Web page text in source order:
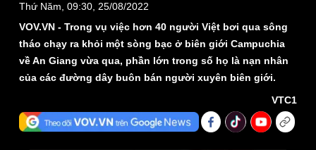
Thứ Năm, 09:30, 25/08/2022
VOV.VN - Trong vụ việc hơn 40 người Việt bơi qua sông
tháo chạy ra khỏi một sòng bạc ở biên giới Campuchia
về An Giang vừa qua, phần lớn trong số họ là nạn nhân
của các đường dây buôn bán người xuyên biên giới.
VTC1